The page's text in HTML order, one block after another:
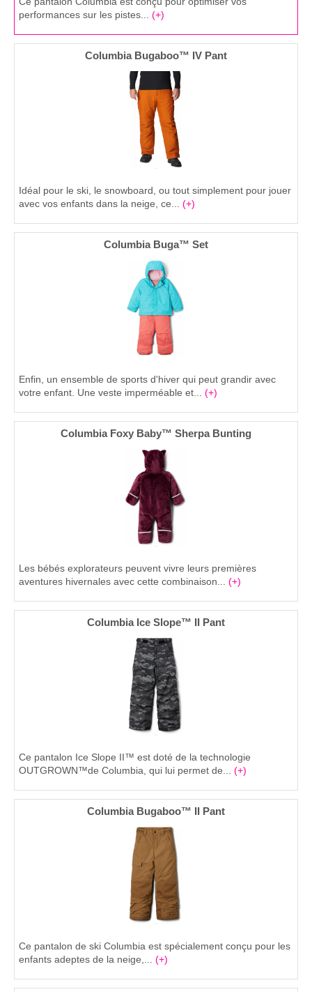
performances sur les pistes... (+)
Columbia Bugaboo™ IV Pant
Idéal pour le ski, le snowboard, ou tout simplement pour jouer
avec vos enfants dans la neige, ce... (+)
Columbia Buga™ Set
Enfin, un ensemble de sports d'hiver qui peut grandir avec
votre enfant. Une veste imperméable et... (+)
Columbia Foxy Baby™ Sherpa Bunting
Les bébés explorateurs peuvent vivre leurs premières
aventures hivernales avec cette combinaison... (+)
Columbia Ice Slope™ II Pant
Ce pantalon Ice Slope II™ est doté de la technologie
OUTGROWN™de Columbia, qui lui permet de... (+)
Columbia Bugaboo™ II Pant
Ce pantalon de ski Columbia est spécialement conçu pour les
enfants adeptes de la neige,... (+)